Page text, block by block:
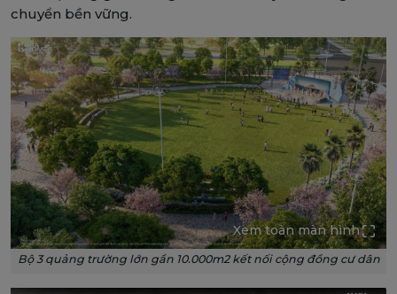
chuyển bền vững.
Xem toàn màn hình
Bộ 3 quảng trường lớn gần 10.000m2 kết nối cộng đồng cư dân